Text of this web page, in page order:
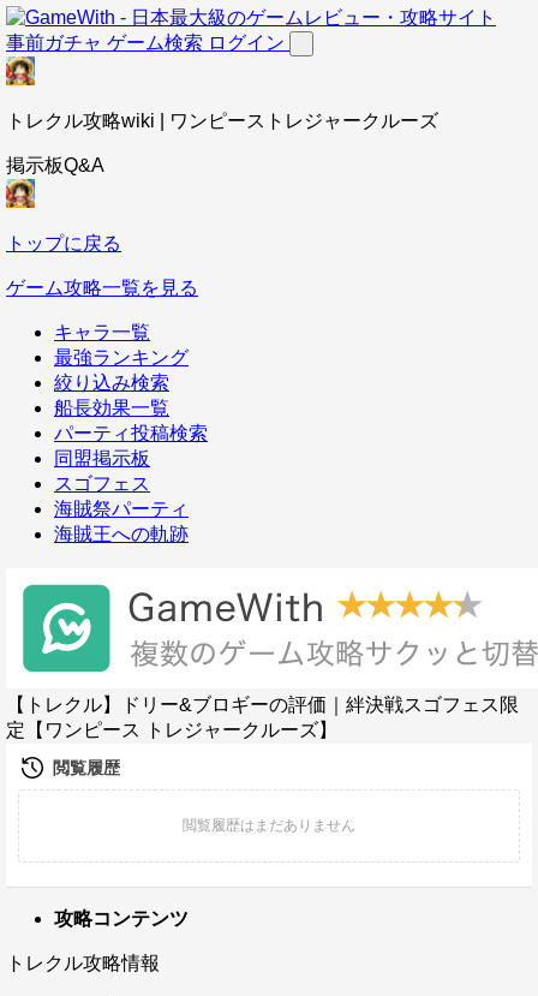
事前ガチャ ゲーム検索 ログイン
トレクル攻略wiki | ワンピーストレジャークルーズ
掲示板Q&A
トップに戻る
ゲーム攻略一覧を見る
キャラ一覧
最強ランキング
絞り込み検索
船長効果一覧
パーティ投稿検索
同盟掲示板
スゴフェス
海賊祭パーティ
海賊王への軌跡
【トレクル】ドリー&ブロギーの評価｜絆決戦スゴフェス限
定【ワンピース トレジャークルーズ】
攻略コンテンツ
トレクル攻略情報